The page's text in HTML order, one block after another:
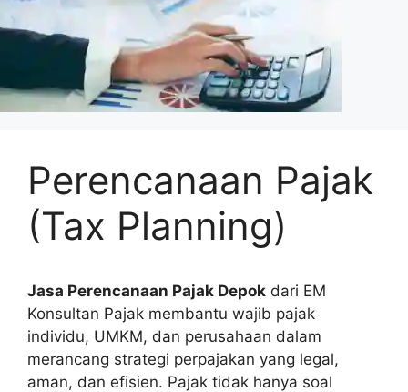
Perencanaan Pajak
(Tax Planning)
Jasa Perencanaan Pajak Depok dari EM
Konsultan Pajak membantu wajib pajak
individu, UMKM, dan perusahaan dalam
merancang strategi perpajakan yang legal,
aman, dan efisien. Pajak tidak hanya soal